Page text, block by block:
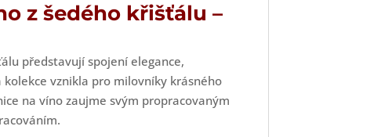
z šedého křišťálu –
představují spojení elegance,
vznikla pro milovníky krásného
na víno zaujme svým propracovaným